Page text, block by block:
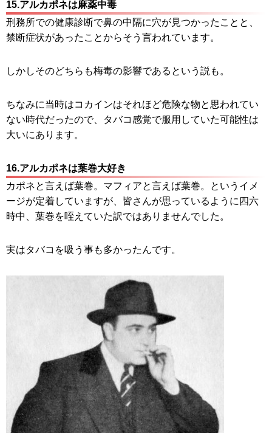
15.アルカポネは麻薬中毒
刑務所での健康診断で鼻の中隔に穴が見つかったことと、
禁断症状があったことからそう言われています。
しかしそのどちらも梅毒の影響であるという説も。
ちなみに当時はコカインはそれほど危険な物と思われてい
ない時代だったので、タバコ感覚で服用していた可能性は
大いにあります。
16.アルカポネは葉巻大好き
カポネと言えば葉巻。マフィアと言えば葉巻。というイメ
ージが定着していますが、皆さんが思っているように四六
時中、葉巻を咥えていた訳ではありませんでした。
実はタバコを吸う事も多かったんです。